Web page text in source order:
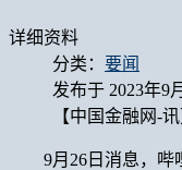
详细资料
分类： 要闻
发布于 2023年9
【中国金融网-讯
9月26日消息，哔哩